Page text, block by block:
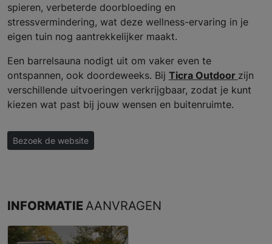
spieren, verbeterde doorbloeding en
stressvermindering, wat deze wellness-ervaring in je
eigen tuin nog aantrekkelijker maakt.
Een barrelsauna nodigt uit om vaker even te
ontspannen, ook doordeweeks. Bij Ticra Outdoor zijn
verschillende uitvoeringen verkrijgbaar, zodat je kunt
kiezen wat past bij jouw wensen en buitenruimte.
Bezoek de website
INFORMATIE AANVRAGEN